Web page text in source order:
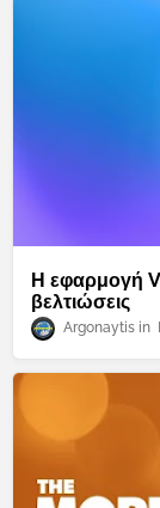
Η εφαρμογή
βελτιώσεις
Argonaytis